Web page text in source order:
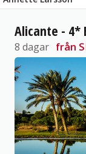
Alicante - 4*
8 dagar från